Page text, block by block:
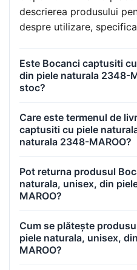
descrierea produsului
despre utilizare,
Este Bocanci captusiti
din piele naturala 2348-
stoc?
Care este termenul de
captusiti cu piele
naturala 2348-MAROO?
Pot returna produsul
naturala, unisex, din
MAROO?
Cum se plătește
piele naturala, unisex,
MAROO?